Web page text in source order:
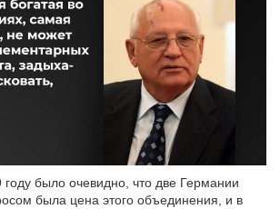
году было очевидно, что две Германии
была цена этого объединения, и в